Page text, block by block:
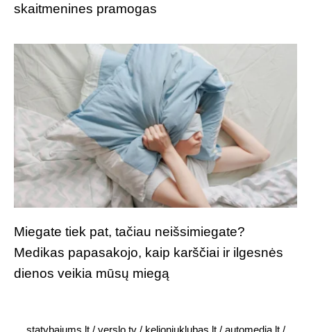
skaitmenines pramogas
Miegate tiek pat, tačiau neišsimiegate?
Medikas papasakojo, kaip karščiai ir ilgesnės
dienos veikia mūsų miegą